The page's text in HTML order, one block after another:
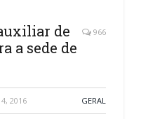
de
a sede de
966
2016 GERAL